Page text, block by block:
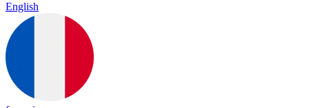
English